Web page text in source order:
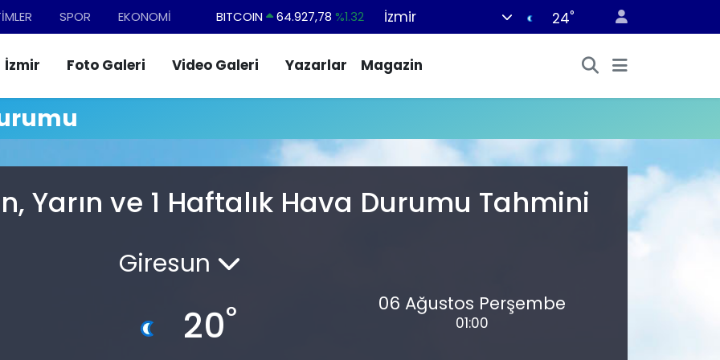
SPOR EKONOMİ BITCOIN 64.927,78 %1.32
EURO
55,0398 %-0.02
STERLİN
64,1581%0.16
BİST100
13.703
İzmir 24°
İzmir Foto Galeri Video Galeri Yazarlar Magazin
Yarın ve 1 Haftalık Hava Durumu Tahmini
Giresun
20° 06 Ağustos Perşembe
01:00